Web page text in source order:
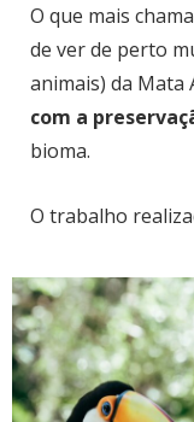
O que mais
de ver de perto
animais) da Mata
com a
bioma.
O trabalho